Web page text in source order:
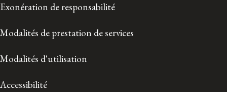
Exonération de responsabilité
Modalités de prestation de services
Modalités d'utilisation
Accessibilité